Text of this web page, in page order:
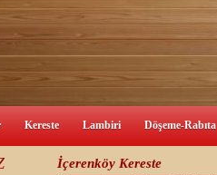
Kereste Lambiri Döşeme-Rabıta
İçerenköy Kereste